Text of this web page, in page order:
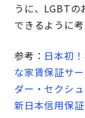
うに、LGBTの
できるように考
参考： 日本初
な家賃保証サ
ダー・セクシ
新日本信用保